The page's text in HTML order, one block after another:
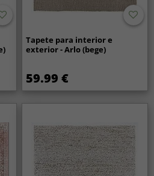
Tapete para interior e
exterior - Arlo (bege)
59.99 €